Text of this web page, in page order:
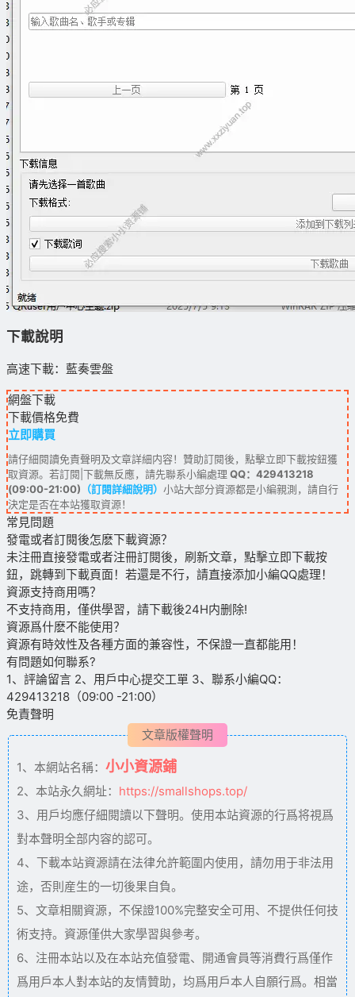
下載說明
高速下載：藍奏雲盤
網盤下載
下載價格免費
立即購買
請仔細閱讀免責聲明及文章詳細内容！贊助訂閱後，點擊立即下載按鈕獲
取資源。若訂閱|下載無反應，請先聯系小編處理 QQ：429413218
(09:00-21:00) （訂閱詳細說明） 小站大部分資源都是小編親測，請自行
決定是否在本站獲取資源！
常見問題
發電或者訂閱後怎麽下載資源？
未注冊直接發電或者注冊訂閱後，刷新文章，點擊立即下載按
鈕，跳轉到下載頁面！若還是不行，請直接添加小編QQ處理！
資源支持商用嗎？
不支持商用，僅供學習，請下載後24H内删除!
資源爲什麽不能使用？
資源有時效性及各種方面的兼容性，不保證一直都能用！
有問題如何聯系?
1、評論留言 2、用戶中心提交工單 3、聯系小編QQ：
429413218（09:00 -21:00）
免責聲明
文章版權聲明
1、本網站名稱： 小小資源鋪
2、本站永久網址： https://smallshops.top/
3、用戶均應仔細閱讀以下聲明。使用本站資源的行爲将視爲
對本聲明全部内容的認可。
4、下載本站資源請在法律允許範圍内使用，請勿用于非法用
途，否則産生的一切後果自負。
5、文章相關資源，不保證100%完整安全可用、不提供任何技
術支持。資源僅供大家學習與參考。
6、注冊本站以及在本站充值發電、開通會員等消費行爲僅作
爲用戶本人對本站的友情贊助，均爲用戶本人自願行爲。相當